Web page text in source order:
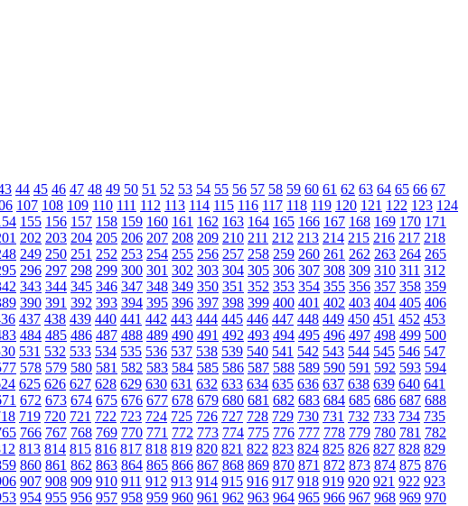
44 45 46 47 48 49 50 51 52 53 54 55 56 57 58 59 60 61 62 63 64 65 66 67
107 108 109 110 111 112 113 114 115 116 117 118 119 120 121 122 123 124
155 156 157 158 159 160 161 162 163 164 165 166 167 168 169 170 171
202 203 204 205 206 207 208 209 210 211 212 213 214 215 216 217 218
249 250 251 252 253 254 255 256 257 258 259 260 261 262 263 264 265
296 297 298 299 300 301 302 303 304 305 306 307 308 309 310 311 312
343 344 345 346 347 348 349 350 351 352 353 354 355 356 357 358 359
390 391 392 393 394 395 396 397 398 399 400 401 402 403 404 405 406
437 438 439 440 441 442 443 444 445 446 447 448 449 450 451 452 453
484 485 486 487 488 489 490 491 492 493 494 495 496 497 498 499 500
531 532 533 534 535 536 537 538 539 540 541 542 543 544 545 546 547
578 579 580 581 582 583 584 585 586 587 588 589 590 591 592 593 594
625 626 627 628 629 630 631 632 633 634 635 636 637 638 639 640 641
672 673 674 675 676 677 678 679 680 681 682 683 684 685 686 687 688
719 720 721 722 723 724 725 726 727 728 729 730 731 732 733 734 735
766 767 768 769 770 771 772 773 774 775 776 777 778 779 780 781 782
813 814 815 816 817 818 819 820 821 822 823 824 825 826 827 828 829
860 861 862 863 864 865 866 867 868 869 870 871 872 873 874 875 876
907 908 909 910 911 912 913 914 915 916 917 918 919 920 921 922 923
954 955 956 957 958 959 960 961 962 963 964 965 966 967 968 969 970